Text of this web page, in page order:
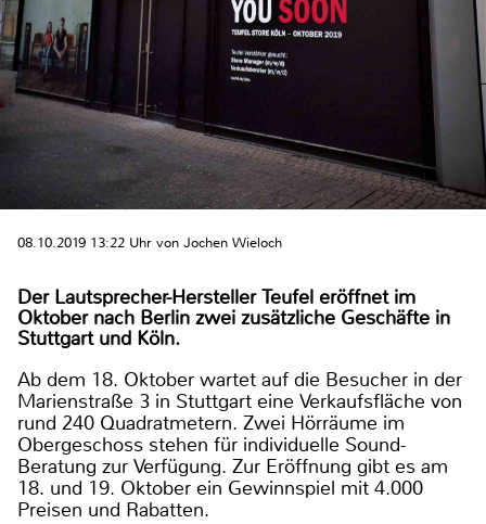
08.10.2019 13:22 Uhr von Jochen Wieloch
Der Lautsprecher-Hersteller Teufel eröffnet im
Oktober nach Berlin zwei zusätzliche Geschäfte in
Stuttgart und Köln.
Ab dem 18. Oktober wartet auf die Besucher in der
Marienstraße 3 in Stuttgart eine Verkaufsfläche von
rund 240 Quadratmetern. Zwei Hörräume im
Obergeschoss stehen für individuelle Sound-
Beratung zur Verfügung. Zur Eröffnung gibt es am
18. und 19. Oktober ein Gewinnspiel mit 4.000
Preisen und Rabatten.